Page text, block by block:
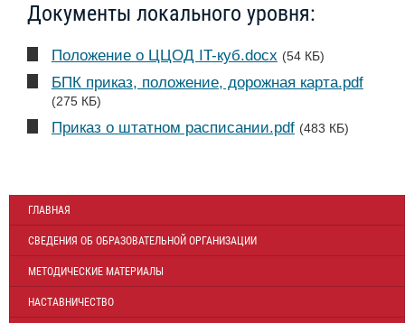
Документы локального уровня:
Положение о ЦЦОД IT-куб.docx (54 КБ)
БПК приказ, положение, дорожная карта.pdf
(275 КБ)
Приказ о штатном расписании.pdf (483 КБ)
ГЛАВНАЯ
СВЕДЕНИЯ ОБ ОБРАЗОВАТЕЛЬНОЙ ОРГАНИЗАЦИИ
МЕТОДИЧЕСКИЕ МАТЕРИАЛЫ
НАСТАВНИЧЕСТВО